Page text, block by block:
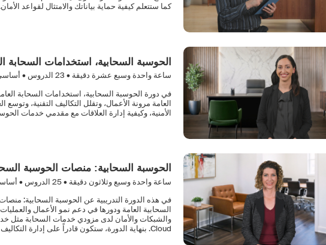
كما ستتعلم كيفية حماية بياناتك والامتثال لقواعد
الحوسبة السحابية، استخدامات السحابة
ساعة واحدة وسبع عشرة دقيقة • 23الدروس •
في دورة الحوسبة السحابية، استخدامات السحابة
العامة مرونة الأعمال، وتقلل التكاليف التقنية،
الأمنية، وكيفية إدارة العلاقات مع مقدمي خدمات
الحوسبة السحابية: منصات الحوسبة
ساعة واحدة وسبع وثلاثون دقيقة •25الدروس •
في هذه الدورة التدريبية عن الحوسبة السحابية:
السحابية العامة ودورها في دعم نمو الأعمال
Cloud. بنهاية الدورة، ستكون قادراً على إدارة التكاليف والامتثال مع الاستعداد لتوسعة الأنظمة السحابية بثقة.